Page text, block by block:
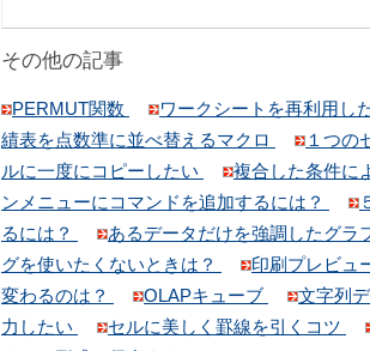
その他の記事
PERMUT関数
ワークシートを再利用し
績表を点数準に並べ替えるマクロ
１つの
ルに一度にコピーしたい
複合した条件
ンメニューにコマンドを追加するには？
るには？
あるデータだけを強調したグラ
グを使いたくないときは？
印刷プレビュ
変わるのは？
OLAPキューブ
文字列
力したい
セルに美しく罫線を引くコツ